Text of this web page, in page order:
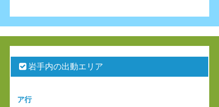
岩手内の出動エリア
ア行